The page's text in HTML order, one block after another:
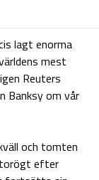
lagt enorma
mest
Reuters
Banksy om vår
och tomten
efter